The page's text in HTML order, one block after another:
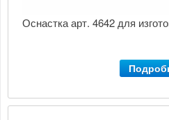
Оснастка арт. 4642 для